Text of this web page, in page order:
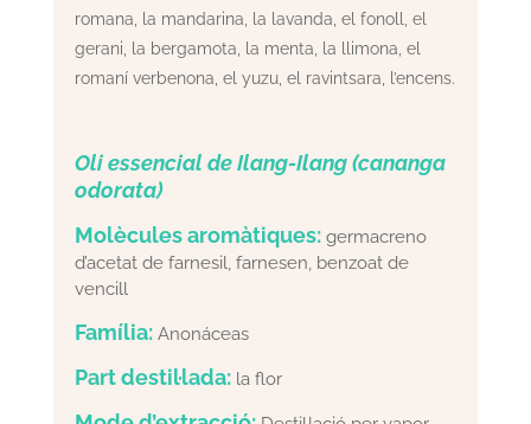
romana, la mandarina, la lavanda, el fonoll, el
gerani, la bergamota, la menta, la llimona, el
romaní verbenona, el yuzu, el ravintsara, l’encens.
Oli essencial de Ilang-Ilang (cananga
odorata)
Molècules aromàtiques: germacreno
d’acetat de farnesil, farnesen, benzoat de
vencill
Família: Anonáceas
Part destil·lada: la flor